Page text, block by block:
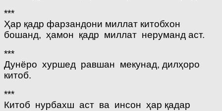
***
Ҳар қадр фарзандони миллат китобхон
бошанд, ҳамон қадр миллат неруманд аст.
***
Дунёро хуршед равшан мекунад, дилҳоро
китоб.
***
Китоб нурбахш аст ва инсон ҳар қадар